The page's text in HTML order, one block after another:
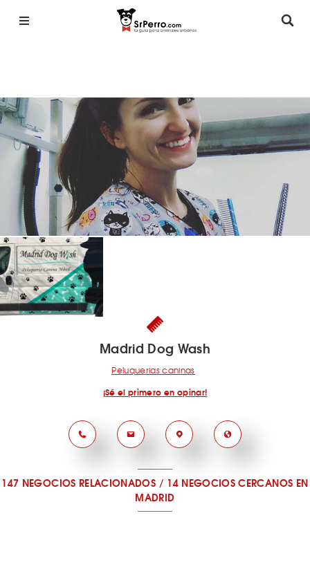
Madrid Dog Wash
Peluquerias caninas
¡Sé el primero en opinar!
147 NEGOCIOS RELACIONADOS / 14 NEGOCIOS CERCANOS EN
MADRID